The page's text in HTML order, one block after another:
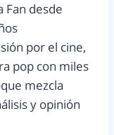
Fan desde
por el cine,
pop con miles
mezcla
y opinión